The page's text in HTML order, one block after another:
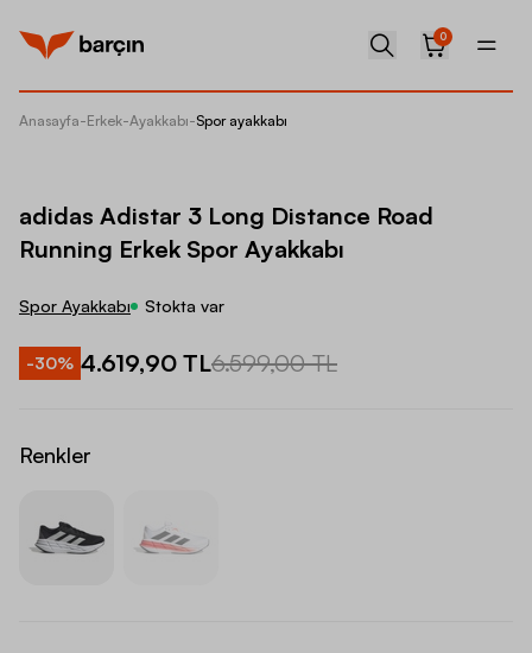
0
Anasayfa-Erkek-Ayakkabı-Spor ayakkabı
adidas Adistar 3 Long Distance Road
Running Erkek Spor Ayakkabı
Spor Ayakkabı Stokta var
-30% 4.619,90 TL6.599,00 TL
Renkler